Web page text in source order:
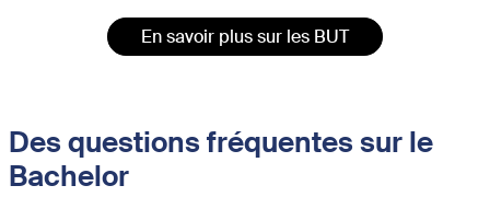
En savoir plus sur les BUT
Des questions fréquentes sur le
Bachelor